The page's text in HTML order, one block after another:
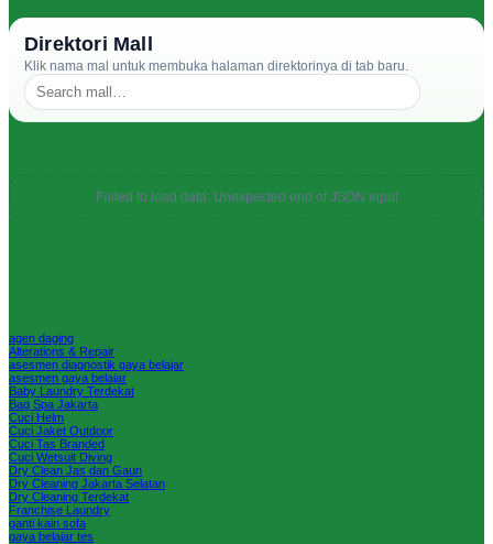
Direktori Mall
Klik nama mal untuk membuka halaman direktorinya di tab baru.
Failed to load data: Unexpected end of JSON input
agen daging
Alterations & Repair
asesmen diagnostik gaya belajar
asesmen gaya belajar
Baby Laundry Terdekat
Bag Spa Jakarta
Cuci Helm
Cuci Jaket Outdoor
Cuci Tas Branded
Cuci Wetsuit Diving
Dry Clean Jas dan Gaun
Dry Cleaning Jakarta Selatan
Dry Cleaning Terdekat
Franchise Laundry
ganti kain sofa
gaya belajar tes